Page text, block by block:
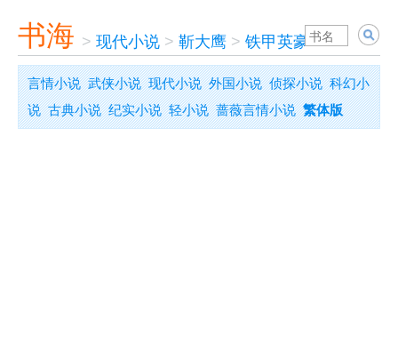
书海 > 现代小说 > 靳大鹰 > 铁甲英豪
言情小说 武侠小说 现代小说 外国小说 侦探小说 科幻小
说 古典小说 纪实小说 轻小说 蔷薇言情小说 繁体版